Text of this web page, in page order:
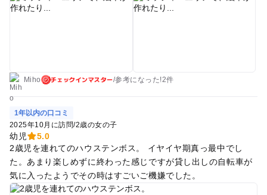
時間前から並び始め、ゲートが2箇所あることに気がつく。片
ゃない奥側のゲートがオススメです^_^ 少し歩くので人が少な
いです ・来訪の目的はミッフィー。入園してすぐにミッフィー
に並びました‥が、意外と混むのはVR体験。 ミッフィーは時
間帯によっては15分待ち位で入れるため、朝イチで並ぶのはよ
く考えた方がいい。他のアトラクションの待ち時間の方が朝イ
チ、朝イチ以外で差が出ます。年末31日に朝イチでミッフィー
の飛行機に並び、60分待ち位でした。 ※個人的には朝はVR系
の体験→夕方など夜にかけてミッフィーがあまり並ばずに効率
的に回れそう ・歩く石畳がまっすぐではなく、時折凸凹してい
Miho チェックインマスター/参考に なった!2件
1年以内の口コミ
2025年10月に訪問/2歳の女の子
幼児
5.0
2歳児を連れてのハウステンボス。 イヤイヤ期真っ最中でし
た。あまり楽しめずに終わった感じですが貸し出しの自転車が
気に入ったようでその時はすごいご機嫌でした。